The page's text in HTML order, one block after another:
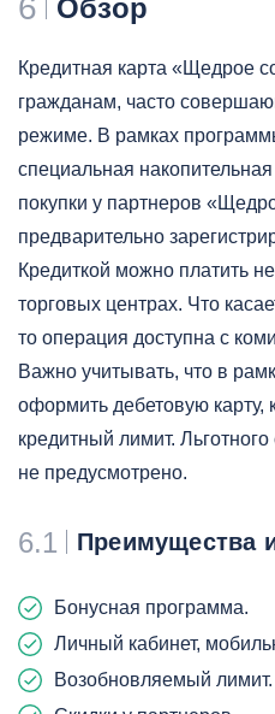
Обзор
Кредитная карта «Щедрое
гражданам, часто
режиме. В рамках
специальная
покупки у партнеров
предварительно
Кредиткой можно платить
торговых центрах. Что
то операция доступна с
Важно учитывать, что в
оформить дебетовую карту,
кредитный лимит.
не предусмотрено.
6.1 Преимущества
Бонусная программа.
Личный кабинет,
Возобновляемый лимит.